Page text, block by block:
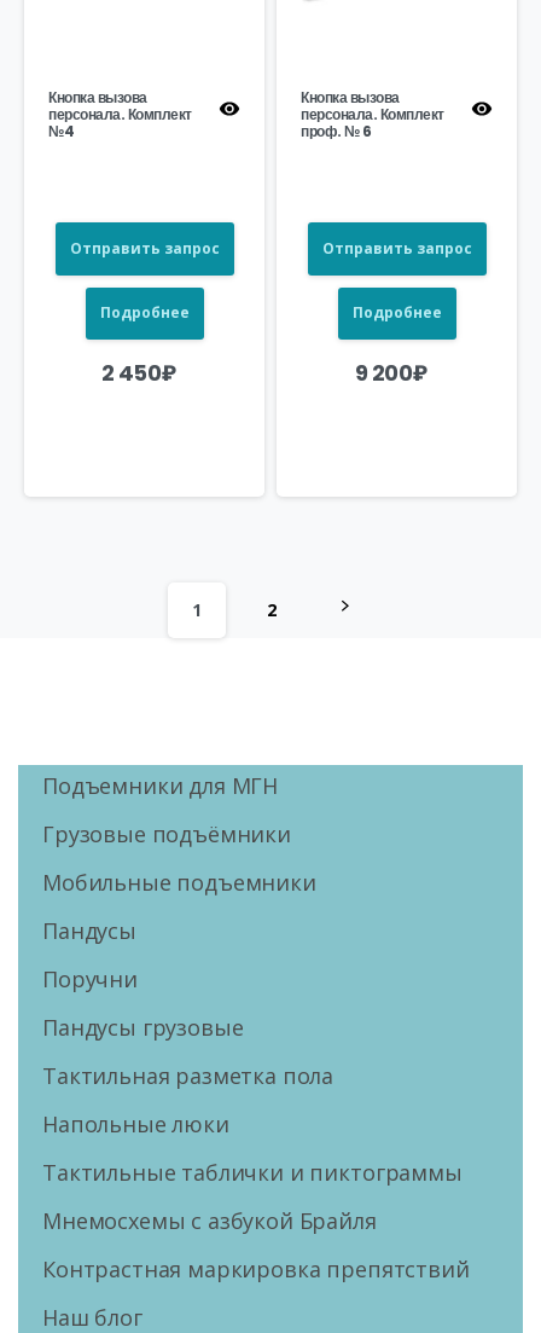
Кнопка вызова
персонала. Комплект
№4
Отправить запрос
Подробнее
2 450₽
Кнопка вызова
персонала. Комплект
проф. № 6
Отправить запрос
Подробнее
9 200₽
1 2
Подъемники для МГН
Грузовые подъёмники
Мобильные подъемники
Пандусы
Поручни
Пандусы грузовые
Тактильная разметка пола
Напольные люки
Тактильные таблички и пиктограммы
Мнемосхемы с азбукой Брайля
Контрастная маркировка препятствий
Наш блог